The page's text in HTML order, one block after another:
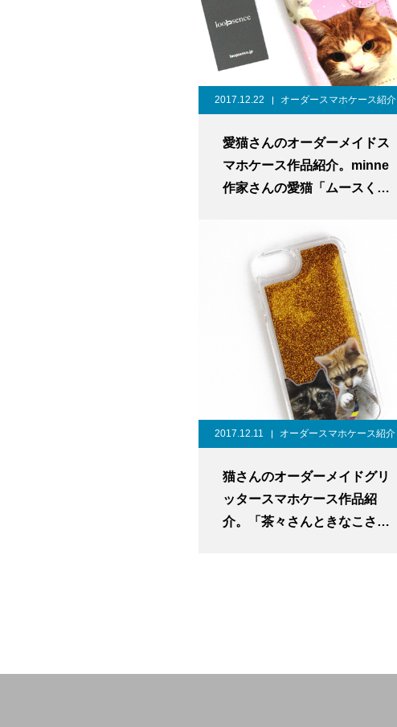
2017.12.22 オーダースマホケース紹介
愛猫さんのオーダーメイドス
マホケース作品紹介。minne
作家さんの愛猫「ムースく
2017.12.11 オーダースマホケース紹介
猫さんのオーダーメイドグリ
ッタースマホケース作品紹
介。「茶々さんときなこさ